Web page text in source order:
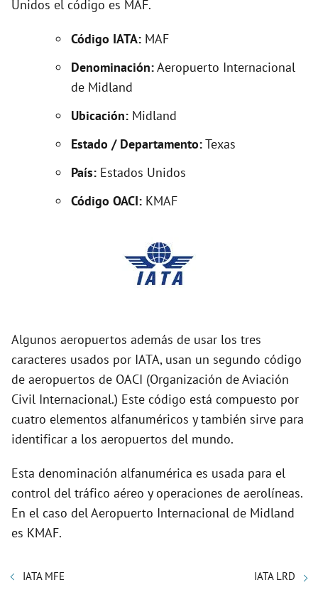
Unidos el código es MAF.
Código IATA: MAF
Denominación:Aeropuerto Internacional
de Midland
Ubicación: Midland
Estado / Departamento:Texas
País: Estados Unidos
Código OACI: KMAF
Algunos aeropuertos además de usar los tres
caracteres usados por IATA, usan un segundo código
de aeropuertos de OACI (Organización de Aviación
Civil Internacional.) Este código está compuesto por
cuatro elementos alfanuméricos y también sirve para
identificar a los aeropuertos del mundo.
Esta denominación alfanumérica es usada para el
control del tráfico aéreo y operaciones de aerolíneas.
En el caso del Aeropuerto Internacional de Midland
es KMAF.
IATA MFE IATA LRD